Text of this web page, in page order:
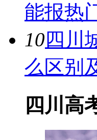
能报热
10四川
么区别
四川高